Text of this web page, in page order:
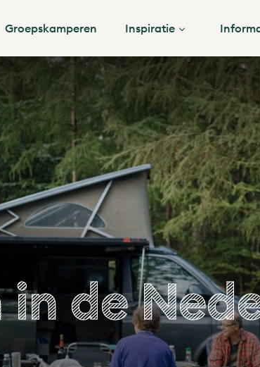
Groepskamperen Inspiratie
in de